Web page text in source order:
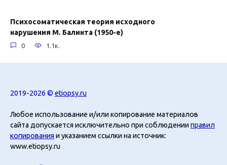
Психосоматическая теория исходного
нарушения М. Балинта (1950-е)
0 1.1к.
2019-2026 © etiopsy.ru
Любое использование и/или копирование материалов
сайта допускается исключительно при соблюденииправил
копирования и указанием ссылки на источник:
www.etiopsy.ru